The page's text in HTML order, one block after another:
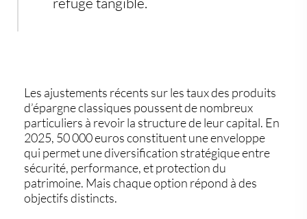
Les ajustements récents sur les taux des produits
d’épargne classiques poussent de nombreux
particuliers à revoir la structure de leur capital. En
2025, 50 000 eurosconstituent une enveloppe
qui permet unediversification stratégiqueentre
sécurité, performance, et protection du
patrimoine. Mais chaque option répond à des
objectifs distincts.